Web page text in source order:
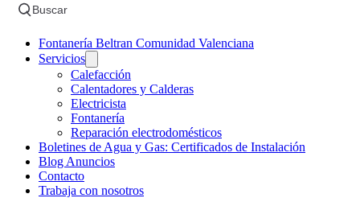
Buscar
Fontanería Beltran Comunidad Valenciana
Servicios
Calefacción
Calentadores y Calderas
Electricista
Fontanería
Reparación electrodomésticos
Boletines de Agua y Gas: Certificados de Instalación
Blog Anuncios
Contacto
Trabaja con nosotros